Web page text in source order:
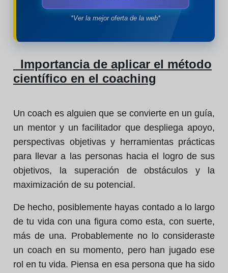
*Ver la mejor oferta de la web*
Importancia de aplicar el método
científico en el coaching
Un coach es alguien que se convierte en un guía,
un mentor y un facilitador que despliega apoyo,
perspectivas objetivas y herramientas prácticas
para llevar a las personas hacia el logro de sus
objetivos, la superación de obstáculos y la
maximización de su potencial.
De hecho, posiblemente hayas contado a lo largo
de tu vida con una figura como esta, con suerte,
más de una. Probablemente no lo consideraste
un coach en su momento, pero han jugado ese
rol en tu vida. Piensa en esa persona que ha sido